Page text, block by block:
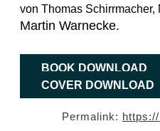
von Thomas Schirrmacher,
Martin Warnecke.
BOOK DOWNLOAD
COVER DOWNLOAD
Permalink: